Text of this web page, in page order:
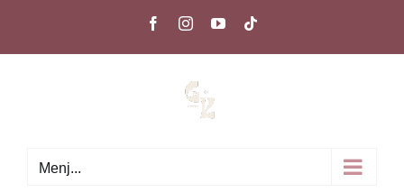
FacebookInstagramYouTube
Menj...